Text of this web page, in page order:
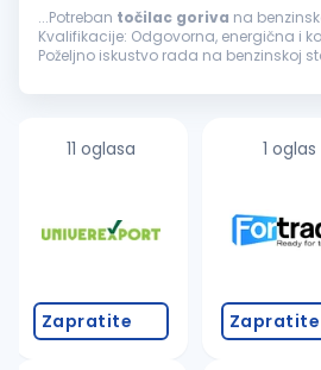
...Potreban točilac goriva na
Kvalifikacije: Odgovorna, energična i komunikativna osoba.
Poželjno iskustvo rada na benzinskoj
napredovanja, rad...
11 oglasa
Zapratite
1 oglas
Zapratite